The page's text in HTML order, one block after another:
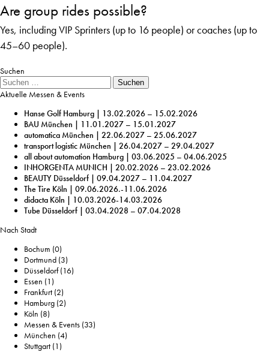
Are group rides possible?
Yes, including VIP Sprinters (up to 16 people) or coaches (up to
45–60 people).
Suchen
Suche
Suchen
Aktuelle Messen & Events
Hanse Golf Hamburg | 13.02.2026 – 15.02.2026
BAU München | 11.01.2027 – 15.01.2027
automatica München | 22.06.2027 – 25.06.2027
transport logistic München | 26.04.2027 – 29.04.2027
all about automation Hamburg | 03.06.2025 – 04.06.2025
INHORGENTA MUNICH | 20.02.2026 – 23.02.2026
BEAUTY Düsseldorf | 09.04.2027 – 11.04.2027
The Tire Köln | 09.06.2026.-11.06.2026
didacta Köln | 10.03.2026-14.03.2026
Tube Düsseldorf | 03.04.2028 – 07.04.2028
Nach Stadt
Bochum (0)
Dortmund (3)
Düsseldorf(16)
Essen (1)
Frankfurt (2)
Hamburg (2)
Köln (8)
Messen & Events (33)
München (4)
Stuttgart (1)